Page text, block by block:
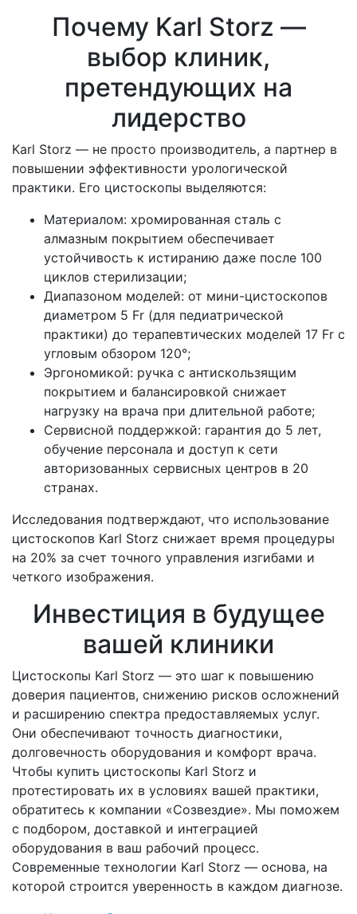
Почему Karl Storz —
выбор клиник,
претендующих на
лидерство
Karl Storz — не просто производитель, а партнер в
повышении эффективности урологической
практики. Его цистоскопы выделяются:
Материалом: хромированная сталь с
алмазным покрытием обеспечивает
устойчивость к истиранию даже после 100
циклов стерилизации;
Диапазоном моделей: от мини-цистоскопов
диаметром 5 Fr (для педиатрической
практики) до терапевтических моделей 17 Fr с
угловым обзором 120°;
Эргономикой: ручка с антискользящим
покрытием и балансировкой снижает
нагрузку на врача при длительной работе;
Сервисной поддержкой: гарантия до 5 лет,
обучение персонала и доступ к сети
авторизованных сервисных центров в 20
странах.
Исследования подтверждают, что использование
цистоскопов Karl Storz снижает время процедуры
на 20% за счет точного управления изгибами и
четкого изображения.
Инвестиция в будущее
вашей клиники
Цистоскопы Karl Storz — это шаг к повышению
доверия пациентов, снижению рисков осложнений
и расширению спектра предоставляемых услуг.
Они обеспечивают точность диагностики,
долговечность оборудования и комфорт врача.
Чтобы купить цистоскопы Karl Storz и
протестировать их в условиях вашей практики,
обратитесь к компании «Созвездие». Мы поможем
с подбором, доставкой и интеграцией
оборудования в ваш рабочий процесс.
Современные технологии Karl Storz — основа, на
которой строится уверенность в каждом диагнозе.